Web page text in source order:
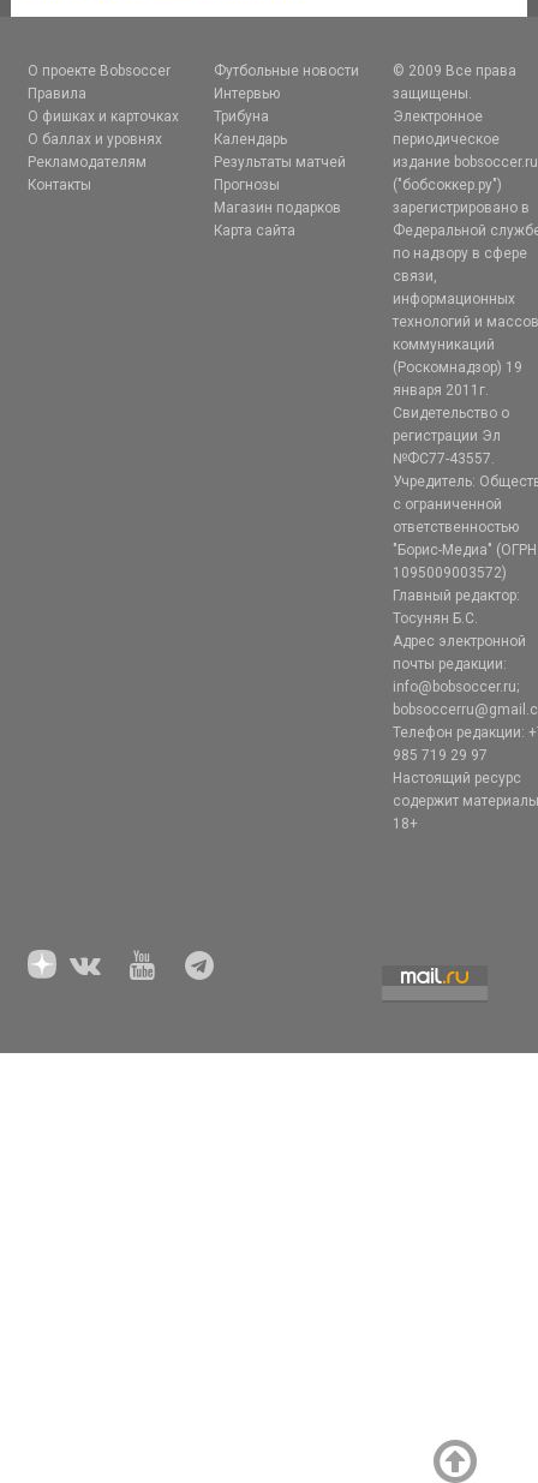
О проекте Bobsoccer
Правила
О фишках и карточках
О баллах и уровнях
Рекламодателям
Контакты
Футбольные новости
Интервью
Трибуна
Календарь
Результаты матчей
Прогнозы
Магазин подарков
Карта сайта
© 2009 Все права
защищены.
Электронное
периодическое
издание bobsoccer.ru
("бобсоккер.ру")
зарегистрировано в
Федеральной
по надзору в сфере
связи,
информационных
технологий и
коммуникаций
(Роскомнадзор) 19
января 2011г.
Свидетельство о
регистрации Эл
№ФС77-43557.
Учредитель:
с ограниченной
ответственностью
"Борис-Медиа" (ОГРН
1095009003572)
Главный редактор:
Тосунян Б.С.
Адрес электронной
почты редакции:
info@bobsoccer.ru;
Телефон редакции:
985 719 29 97
Настоящий ресурс
содержит
18+